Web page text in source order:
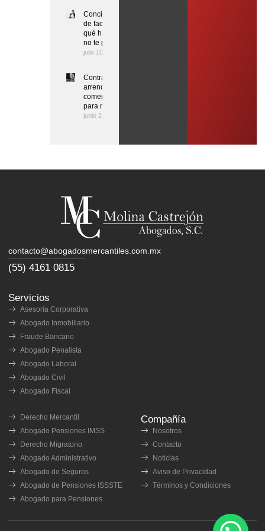
Conciliación
de facturas:
qué hacer si
no te pagan
julio 10, 2026
Contrato de
arrendamiento
comercial
para negocios
junio 22, 2026
contacto@abogadosmercantiles.com.mx
(55) 4161 0815
Servicios
Asesoría Corporativa
Abogado Inmobiliario
Fraude Bancario
Abogado Penalista
Abogado Laboral
Abogado Civil
Abogado Fiscal
Derecho Mercantil
Abogado Pensiones IMSS
Derecho Migratorio
Abogado Administrativo
Abogado de Seguros
Abogado de Pensiones ISSSTE
Abogado para Pensiones
Compañía
Nosotros
Contacto
Noticias
Aviso de Privacidad
Términos y Condiciones